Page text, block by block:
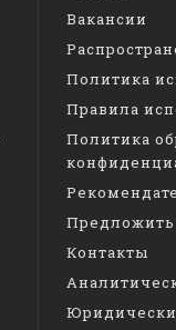
Вакансии
Политика
Правила
Политика
Предложить
Контакты